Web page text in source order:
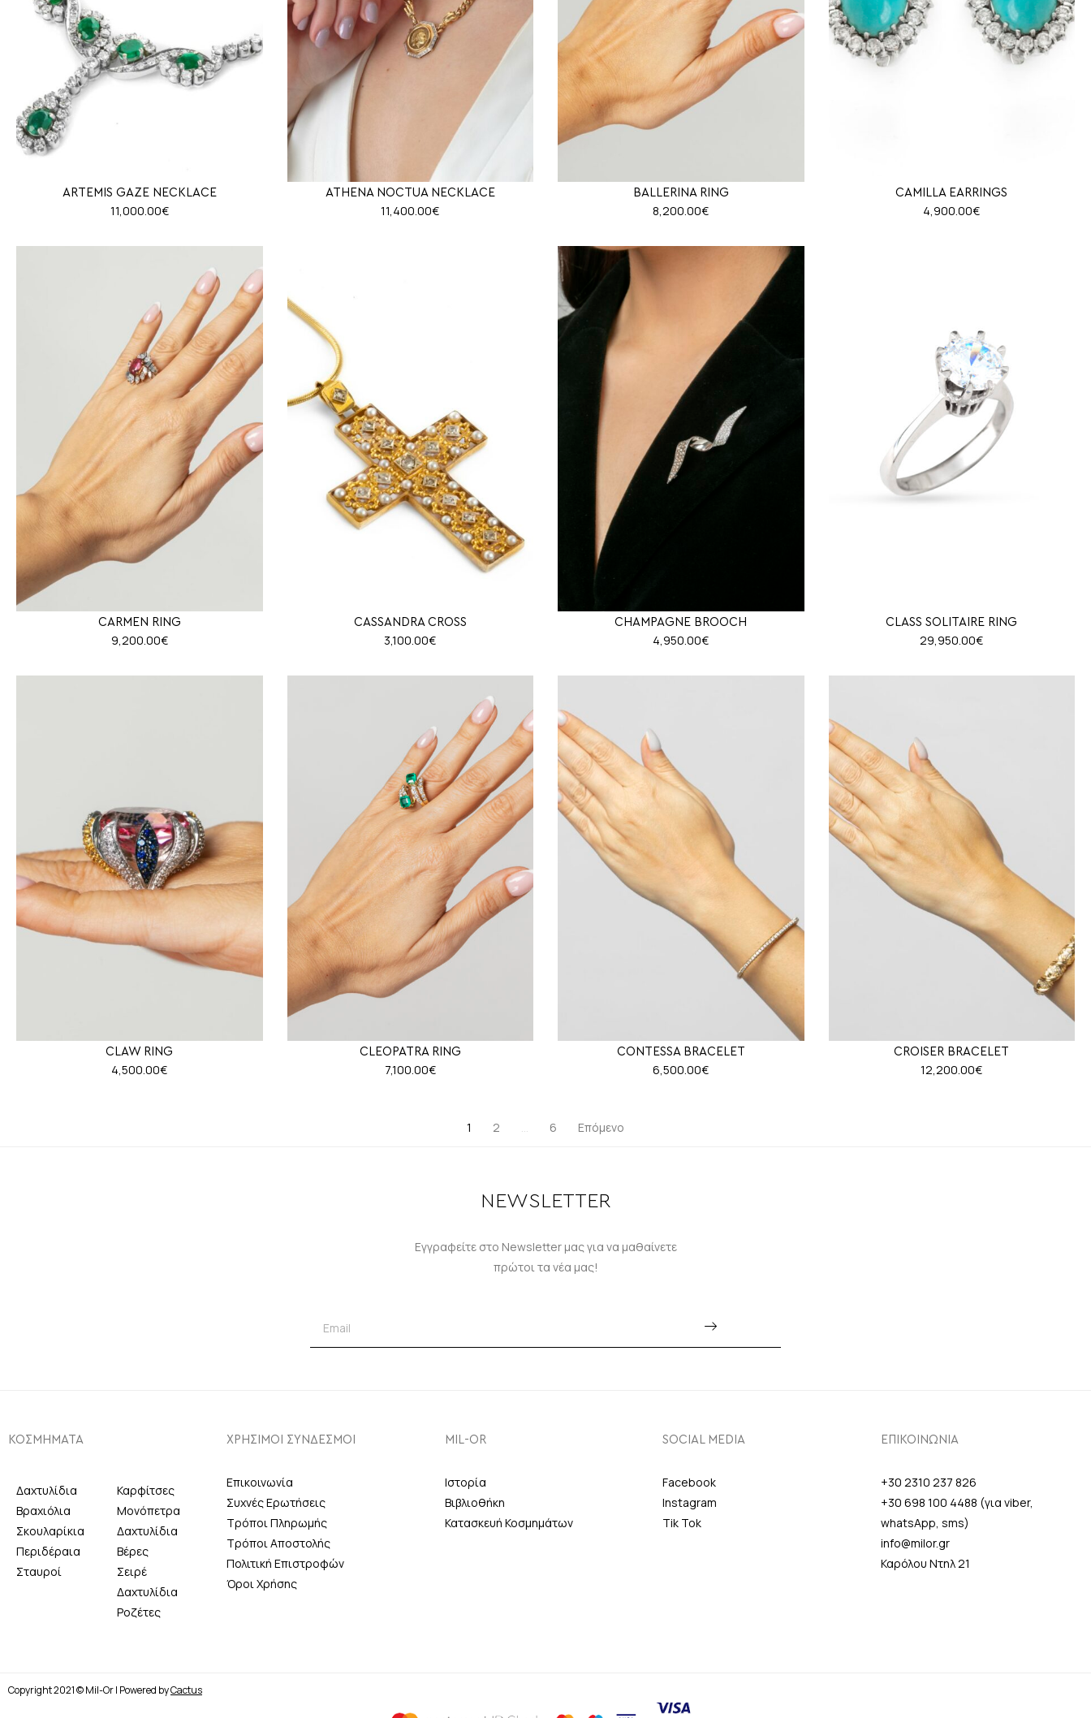
ARTEMIS GAZE NECKLACE
11,000.00€
ATHENA NOCTUA NECKLACE
11,400.00€
BALLERINA RING
8,200.00€
CAMILLA EARRINGS
4,900.00€
CARMEN RING
9,200.00€
CASSANDRA CROSS
3,100.00€
CHAMPAGNE BROOCH
4,950.00€
CLASS SOLITAIRE RING
29,950.00€
CLAW RING
4,500.00€
CLEOPATRA RING
7,100.00€
CONTESSA BRACELET
6,500.00€
CROISER BRACELET
12,200.00€
1 2 … 6 Επόμενο
NEWSLETTER
Εγγραφείτε στο Newsletter μας για να μαθαίνετε
πρώτοι τα νέα μας!
ΚΟΣΜΗΜΑΤΑ
Δαχτυλίδια
Βραχιόλια
Σκουλαρίκια
Περιδέραια
Σταυροί
Καρφίτσες
Μονόπετρα
Δαχτυλίδια
Βέρες
Σειρέ
Δαχτυλίδια
Ροζέτες
ΧΡΗΣΙΜΟΙ ΣΥΝΔΕΣΜΟΙ
Επικοινωνία
Συχνές Ερωτήσεις
Τρόποι Πληρωμής
Τρόποι Αποστολής
Πολιτική Επιστροφών
Όροι Χρήσης
MIL-OR
Ιστορία
Βιβλιοθήκη
Κατασκευή Κοσμημάτων
SOCIAL MEDIA
Facebook
Instagram
Tik Tok
ΕΠΙΚΟΙΝΩΝΙΑ
+30 2310 237 826
+30 698 100 4488 (για viber,
whatsApp, sms)
info@milor.gr
Καρόλου Ντηλ 21
Copyright 2021 © Mil-Or | Powered byCactus